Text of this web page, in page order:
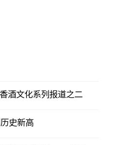
酒文化系列报道之二
史新高